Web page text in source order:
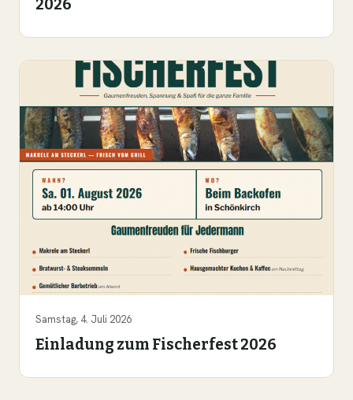
2026
Samstag, 4. Juli 2026
Einladung zum Fischerfest 2026